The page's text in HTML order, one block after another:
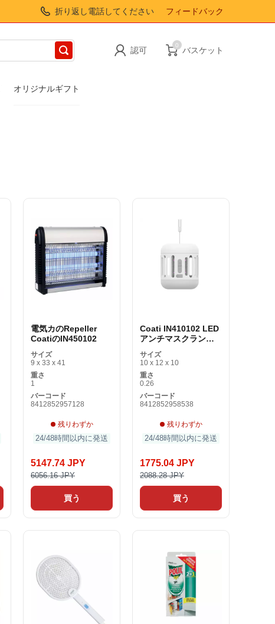
折り返し電話してください フィードバック
認可
0
バスケット
オリジナルギフト
電気カのRepeller
CoatiのIN450102
サイズ
9 x 33 x 41
重さ
1
バーコード
8412852957128
残りわずか
24/48時間以内に発送
5147.74 JPY
6056.16 JPY
買う
Coati IN410102 LED
アンチマスクランプ
サイズ
10 x 12 x 10
重さ
0.26
バーコード
8412852958538
残りわずか
24/48時間以内に発送
1775.04 JPY
2088.28 JPY
買う